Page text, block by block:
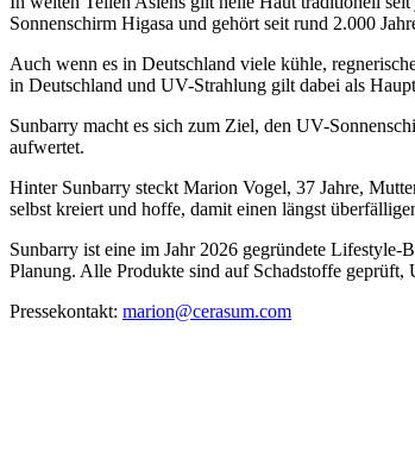
Sonnenschirm Higasa und gehört seit rund 2.000
Auch wenn es in Deutschland viele kühle,
in Deutschland und UV-Strahlung gilt dabei als
Sunbarry macht es sich zum Ziel, den UV-
aufwertet.
Hinter Sunbarry steckt Marion Vogel, 37 Jahre,
selbst kreiert und hoffe, damit einen längst
Sunbarry ist eine im Jahr 2026 gegründete
Planung. Alle Produkte sind auf Schadstoffe
Pressekontakt: marion@cerasum.com